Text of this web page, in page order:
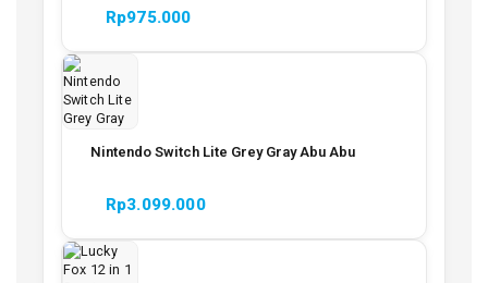
Rp975.000
Nintendo Switch Lite Grey Gray Abu Abu
Rp3.099.000